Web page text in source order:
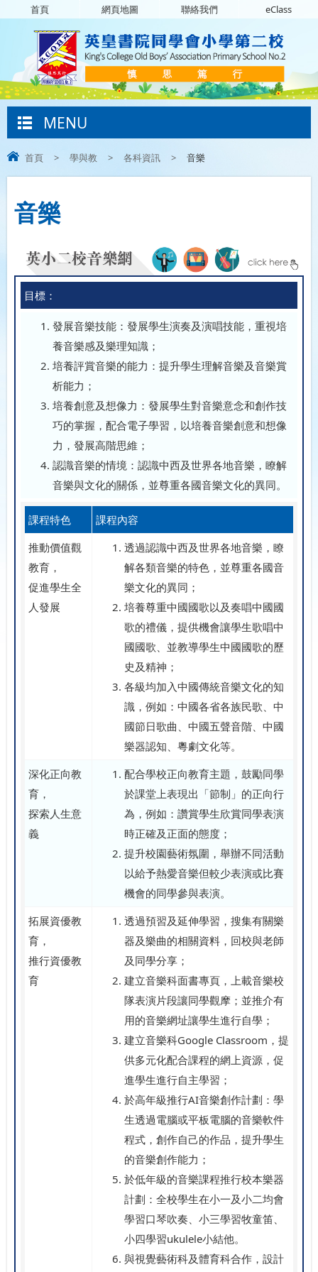
首頁 網頁地圖 聯絡我們 eClass
MENU
首頁 > 學與教 > 各科資訊 > 音樂
音樂
目標：
發展音樂技能：發展學生演奏及演唱技能，重視培
養音樂感及樂理知識；
培養評賞音樂的能力：提升學生理解音樂及音樂賞
析能力；
培養創意及想像力：發展學生對音樂意念和創作技
巧的掌握，配合電子學習，以培養音樂創意和想像
力，發展高階思維；
認識音樂的情境：認識中西及世界各地音樂，瞭解
音樂與文化的關係，並尊重各國音樂文化的異同。
課程特色
課程內容
推動價值觀
教育，
促進學生全
人發展
透過認識中西及世界各地音樂，瞭
解各類音樂的特色，並尊重各國音
樂文化的異同；
培養尊重中國國歌以及奏唱中國國
歌的禮儀，提供機會讓學生歌唱中
國國歌、並教導學生中國國歌的歷
史及精神；
各級均加入中國傳統音樂文化的知
識，例如：中國各省各族民歌、中
國節日歌曲、中國五聲音階、中國
樂器認知、粵劇文化等。
深化正向教
育，
探索人生意
義
配合學校正向教育主題，鼓勵同學
於課堂上表現出「節制」的正向行
為，例如：讚賞學生欣賞同學表演
時正確及正面的態度；
提升校園藝術氛圍，舉辦不同活動
以給予熱愛音樂但較少表演或比賽
機會的同學參與表演。
拓展資優教
育，
推行資優教
育
透過預習及延伸學習，搜集有關樂
器及樂曲的相關資料，回校與老師
及同學分享；
建立音樂科面書專頁，上載音樂校
隊表演片段讓同學觀摩；並推介有
用的音樂網址讓學生進行自學；
建立音樂科Google Classroom，提
供多元化配合課程的網上資源，促
進學生進行自主學習；
於高年級推行AI音樂創作計劃：學
生透過電腦或平板電腦的音樂軟件
程式，創作自己的作品，提升學生
的音樂創作能力；
於低年級的音樂課程推行校本樂器
計劃：全校學生在小一及小二均會
學習口琴吹奏、小三學習牧童笛、
小四學習ukulele小結他。
與視覺藝術科及體育科合作，設計